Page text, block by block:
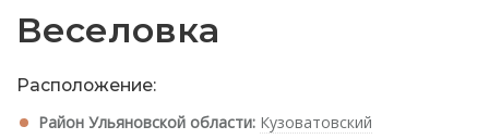
Веселовка
Расположение:
Район Ульяновской области: Кузоватовский